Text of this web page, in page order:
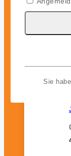
Sie